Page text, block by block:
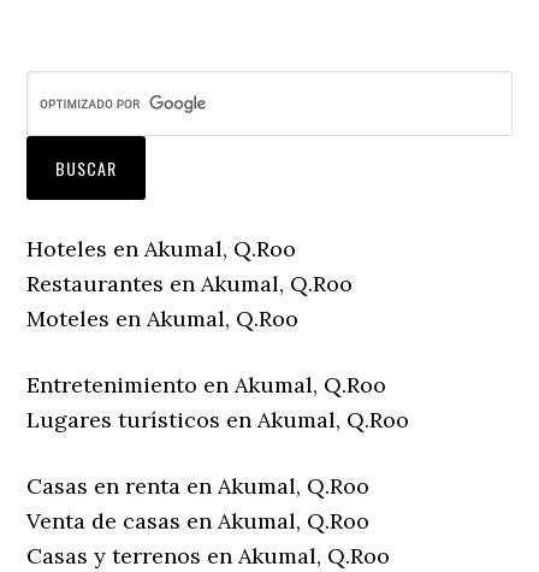
Hoteles en Akumal, Q.Roo
Restaurantes en Akumal, Q.Roo
Moteles en Akumal, Q.Roo
Entretenimiento en Akumal, Q.Roo
Lugares turísticos en Akumal, Q.Roo
Casas en renta en Akumal, Q.Roo
Venta de casas en Akumal, Q.Roo
Casas y terrenos en Akumal, Q.Roo